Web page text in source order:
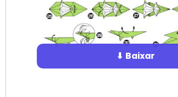
⬇ Baixar